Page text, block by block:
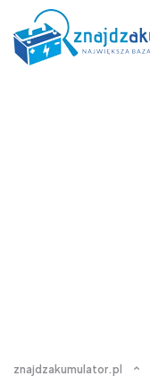
znajdzakumulator.pl